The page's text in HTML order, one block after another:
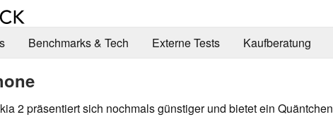
Benchmarks & Tech Externe Tests Kaufberatung
2 präsentiert sich nochmals günstiger und bietet ein Quäntchen